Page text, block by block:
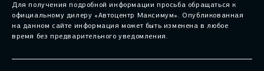
Для получения подробной информации просьба обращаться к
официальному дилеру «Автоцентр Максимум». Опубликованная
на данном сайте информация может быть изменена в любое
время без предварительного уведомления.